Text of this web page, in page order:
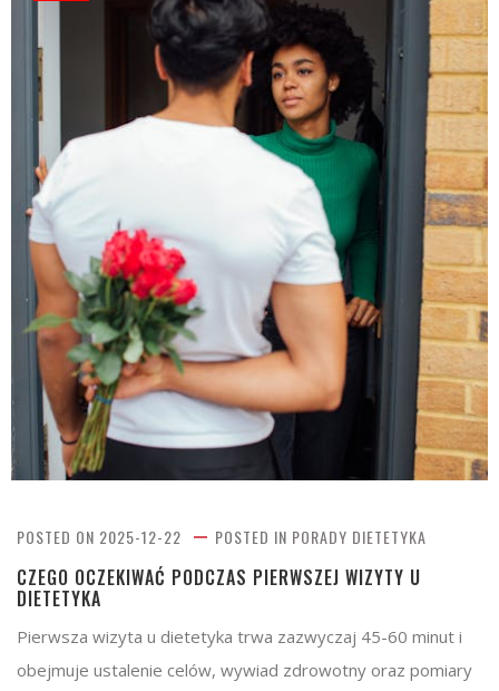
POSTED ON 2025-12-22 POSTED IN PORADY DIETETYKA
CZEGO OCZEKIWAĆ PODCZAS PIERWSZEJ WIZYTY U
DIETETYKA
Pierwsza wizyta u dietetyka trwa zazwyczaj 45-60 minut i
obejmuje ustalenie celów, wywiad zdrowotny oraz pomiary